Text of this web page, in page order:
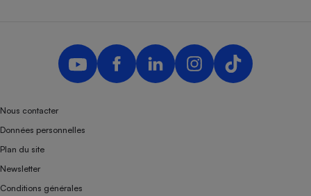
Nous contacter
Données personnelles
Plan du site
Newsletter
Conditions générales